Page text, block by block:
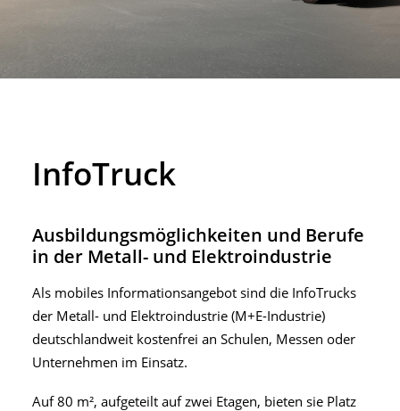
InfoTruck
Ausbildungsmöglichkeiten und Berufe
in der Metall- und Elektroindustrie
Als mobiles Informationsangebot sind die InfoTrucks
der Metall- und Elektroindustrie (M+E-Industrie)
deutschlandweit kostenfrei an Schulen, Messen oder
Unternehmen im Einsatz.
Auf 80 m², aufgeteilt auf zwei Etagen, bieten sie Platz